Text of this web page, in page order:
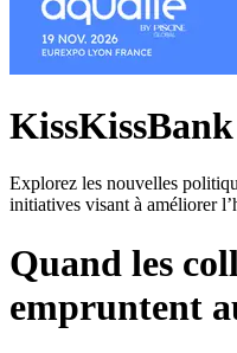
KissKissBank
Explorez les nouvelles
initiatives visant à améliorer
Quand les
empruntent